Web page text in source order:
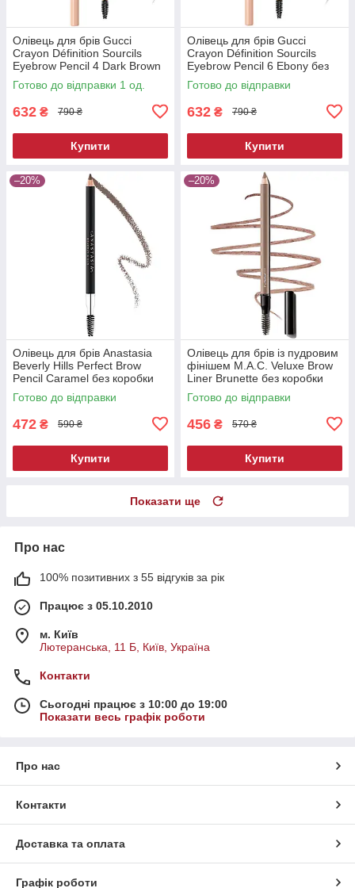
Олівець для брів Gucci
Crayon Définition Sourcils
Eyebrow Pencil 4 Dark Brown
без коробки 1.19 г
Готово до відправки 1 од.
632 ₴ 790 ₴
Купити
Олівець для брів Gucci
Crayon Définition Sourcils
Eyebrow Pencil 6 Ebony без
коробки 1.19 г
Готово до відправки
632 ₴ 790 ₴
Купити
–20%
Олівець для брів Anastasia
Beverly Hills Perfect Brow
Pencil Caramel без коробки
0.85 г
Готово до відправки
472 ₴ 590 ₴
Купити
–20%
Олівець для брів із пудровим
фінішем M.A.C. Veluxe Brow
Liner Brunette без коробки
1.19 г
Готово до відправки
456 ₴ 570 ₴
Купити
Показати ще
Про нас
100% позитивних з 55 відгуків за рік
Працює з 05.10.2010
м. Київ
Лютеранська, 11 Б, Київ, Україна
Контакти
Сьогодні працює з 10:00 до 19:00
Показати весь графік роботи
Про нас
Контакти
Доставка та оплата
Графік роботи